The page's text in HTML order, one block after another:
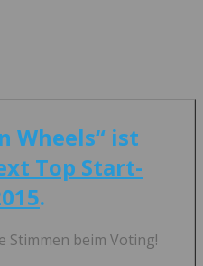
Wheels“ ist
Top Start-
.
Stimmen beim Voting!